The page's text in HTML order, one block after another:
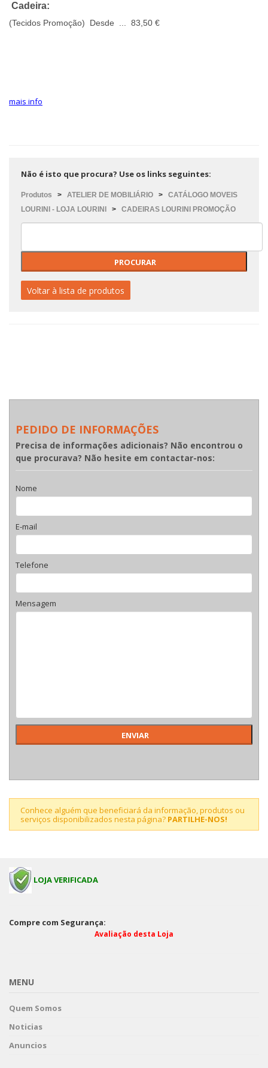
Cadeira:
(Tecidos Promoção) Desde ... 83,50 €
mais info
Não é isto que procura? Use os links seguintes:
Produtos > ATELIER DE MOBILIÁRIO > CATÁLOGO MOVEIS
LOURINI - LOJA LOURINI
> CADEIRAS LOURINI PROMOÇÃO
Voltar à lista de produtos
PEDIDO DE INFORMAÇÕES
Precisa de informações adicionais? Não encontrou o
que procurava? Não hesite em contactar-nos:
Nome
E-mail
Telefone
Mensagem
Conhece alguém que beneficiará da informação, produtos ou
serviços disponibilizados nesta página? PARTILHE-NOS!
LOJA VERIFICADA
Compre com Segurança:
Avaliação desta Loja
MENU
Quem Somos
Noticias
Anuncios